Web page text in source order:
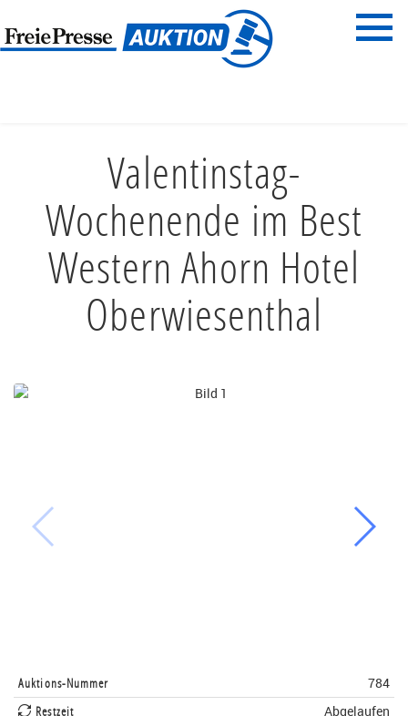
Menü
Valentinstag-
Wochenende im Best
Western Ahorn Hotel
Oberwiesenthal
Auktions-Nummer
784
Restzeit
Abgelaufen